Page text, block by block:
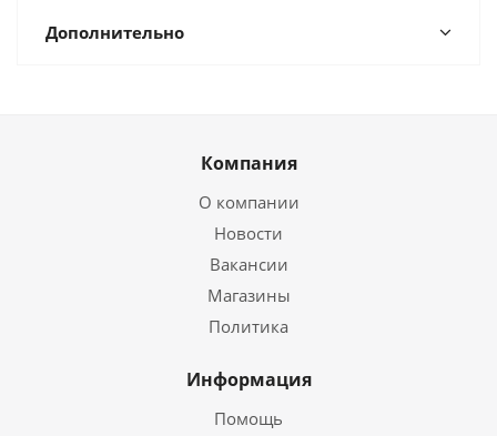
Дополнительно
Компания
О компании
Новости
Вакансии
Магазины
Политика
Информация
Помощь